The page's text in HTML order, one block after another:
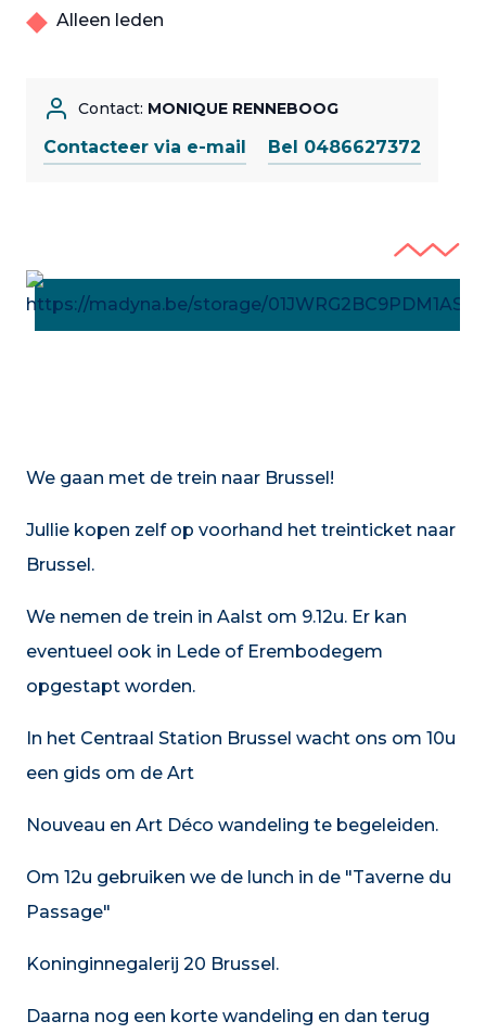
Alleen leden
Contact: MONIQUE RENNEBOOG
Contacteer via e-mail Bel 0486627372
We gaan met de trein naar Brussel!
Jullie kopen zelf op voorhand het treinticket naar
Brussel.
We nemen de trein in Aalst om 9.12u. Er kan
eventueel ook in Lede of Erembodegem
opgestapt worden.
In het Centraal Station Brussel wacht ons om 10u
een gids om de Art
Nouveau en Art Déco wandeling te begeleiden.
Om 12u gebruiken we de lunch in de "Taverne du
Passage"
Koninginnegalerij 20 Brussel.
Daarna nog een korte wandeling en dan terug